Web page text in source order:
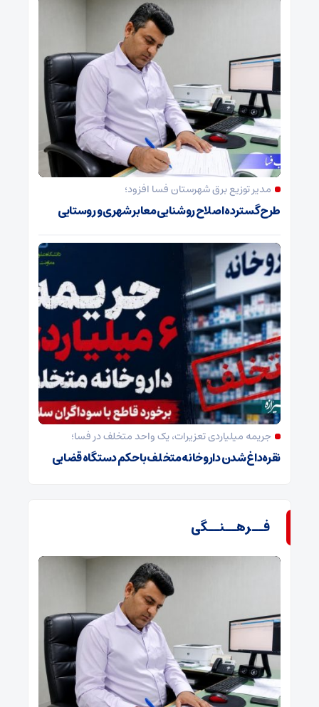
مدیر توزیع برق شهرستان فسا افزود؛
طرح گسترده اصلاح روشنایی معابر شهری و روستایی
جریمه میلیاردی تعزیرات، یک واحد متخلف در فسا؛
نقره‌داغ شدن داروخانه متخلف با حکم دستگاه قضایی
فــرهــنــگی